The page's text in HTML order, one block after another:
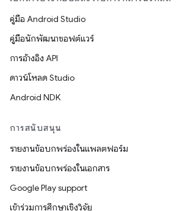
คู่มือ Android Studio
คู่มือนักพัฒนาซอฟต์แวร์
การอ้างอิง API
ดาวน์โหลด Studio
Android NDK
การสนับสนุน
รายงานข้อบกพร่องในแพลตฟอร์ม
รายงานข้อบกพร่องในเอกสาร
Google Play support
เข้าร่วมการศึกษาเชิงวิจัย